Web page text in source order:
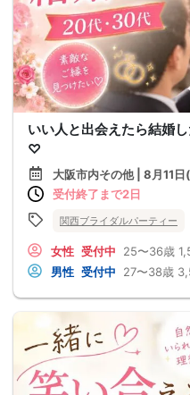
いい人と出会えたら結婚
♡
大阪市内その他 | 8月11
受付終了まで2日
関西ブライダルパーティー
女性 受付中 25〜36歳
男性 受付中 27〜38歳